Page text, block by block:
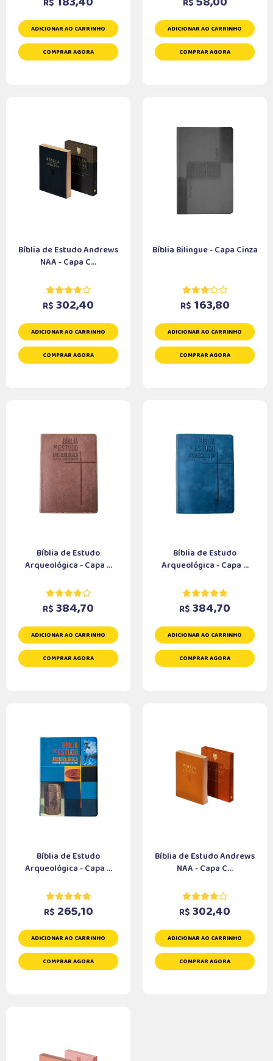
R$
ADICIONAR AO CARRINHO
COMPRAR AGORA
R$
ADICIONAR AO CARRINHO
COMPRAR AGORA
Bíblia de Estudo Andrews
NAA - Capa C...
R$ 302,40
ADICIONAR AO CARRINHO
COMPRAR AGORA
Bíblia Bilingue - Capa Cinza
R$ 163,80
ADICIONAR AO CARRINHO
COMPRAR AGORA
Bíblia de Estudo
Arqueológica - Capa ...
R$ 384,70
ADICIONAR AO CARRINHO
COMPRAR AGORA
Bíblia de Estudo
Arqueológica - Capa ...
R$ 384,70
ADICIONAR AO CARRINHO
COMPRAR AGORA
Bíblia de Estudo
Arqueológica - Capa ...
R$ 265,10
ADICIONAR AO CARRINHO
COMPRAR AGORA
Bíblia de Estudo Andrews
NAA - Capa C...
R$ 302,40
ADICIONAR AO CARRINHO
COMPRAR AGORA